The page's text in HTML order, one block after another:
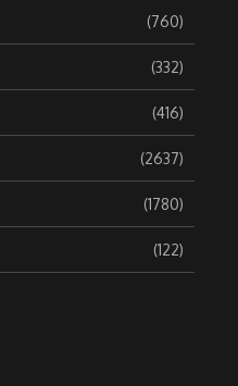
(760)
(332)
(416)
(2637)
(1780)
(122)